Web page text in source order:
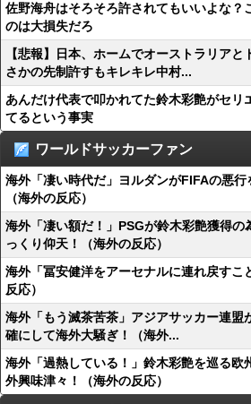
佐野海舟はそろそろ許されてもいいよな？
のは大損失だろ
【悲報】日本、ホームでオーストラリアと
さかの先制許すもキレキレ中村...
あんだけ代表で叩かれてた鈴木彩艶がセリ
てるという事実
ワールドサッカーファン
海外「凄い時代だ」ヨルダンがFIFAの悪行
（海外の反応）
海外「凄い額だ！」PSGが鈴木彩艶獲得の
っくり仰天！（海外の反応）
海外「冨安健洋をアーセナルに連れ戻すこ
反応）
海外「もう滅茶苦茶」アジアサッカー連盟
確にして海外大騒ぎ！（海外...
海外「過熱している！」鈴木彩艶を巡る欧
外興味津々！（海外の反応）